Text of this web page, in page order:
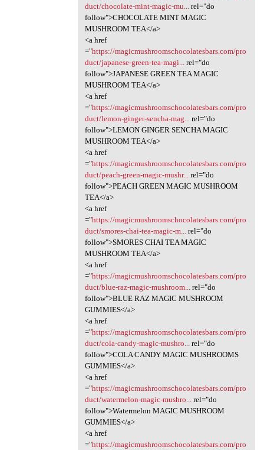
duct/chocolate-mint-magic-mu...
rel="do
follow">CHOCOLATE MINT MAGIC
MUSHROOM TEA</a>
<a href
="https://magicmushroomschocolatesbars.com/pro
duct/japanese-green-tea-magi...
rel="do
follow">JAPANESE GREEN TEA MAGIC
MUSHROOM TEA</a>
<a href
="https://magicmushroomschocolatesbars.com/pro
duct/lemon-ginger-sencha-mag...
rel="do
follow">LEMON GINGER SENCHA MAGIC
MUSHROOM TEA</a>
<a href
="https://magicmushroomschocolatesbars.com/pro
duct/peach-green-magic-mushr...
rel="do
follow">PEACH GREEN MAGIC MUSHROOM
TEA</a>
<a href
="https://magicmushroomschocolatesbars.com/pro
duct/smores-chai-tea-magic-m...
rel="do
follow">SMORES CHAI TEA MAGIC
MUSHROOM TEA</a>
<a href
="https://magicmushroomschocolatesbars.com/pro
duct/blue-raz-magic-mushroom...
rel="do
follow">BLUE RAZ MAGIC MUSHROOM
GUMMIES</a>
<a href
="https://magicmushroomschocolatesbars.com/pro
duct/cola-candy-magic-mushro...
rel="do
follow">COLA CANDY MAGIC MUSHROOMS
GUMMIES</a>
<a href
="https://magicmushroomschocolatesbars.com/pro
duct/watermelon-magic-mushro...
rel="do
follow">Watermelon MAGIC MUSHROOM
GUMMIES</a>
<a href
="https://magicmushroomschocolatesbars.com/pro